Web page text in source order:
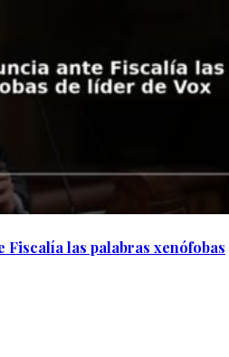
Fiscalía las palabras xenófobas